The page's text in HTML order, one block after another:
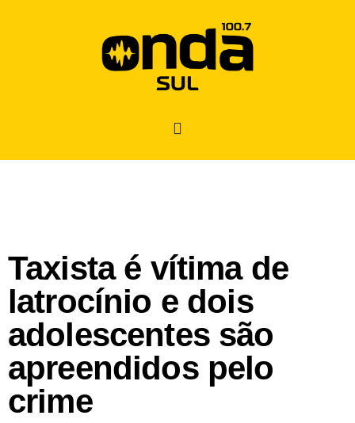
Taxista é vítima de
latrocínio e dois
adolescentes são
apreendidos pelo
crime